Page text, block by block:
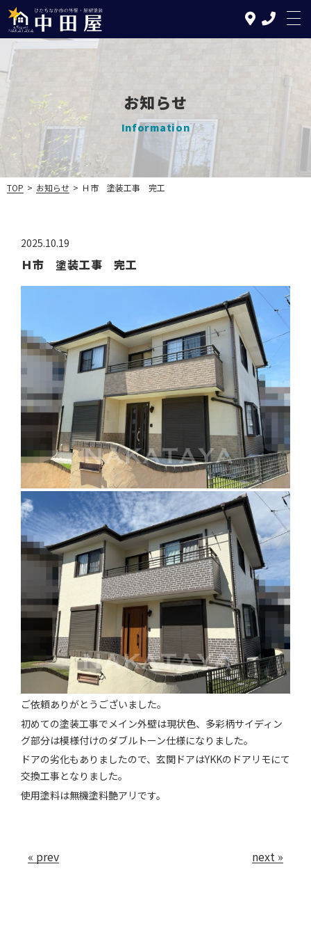
TOP
中田屋の特徴
塗装について
施工実績
お知らせ
会社案内
お問い合わせ
お知らせ
Information
TOP > お知らせ > Ｈ市 塗装工事 完工
2025.10.19
Ｈ市 塗装工事 完工
ご依頼ありがとうございました。
初めての塗装工事でメイン外壁は現状色、多彩柄サイディン
グ部分は模様付けのダブルトーン仕様になりました。
ドアの劣化もありましたので、玄関ドアはYKKのドアリモにて
交換工事となりました。
使用塗料は無機塗料艶アリです。
« prev next »